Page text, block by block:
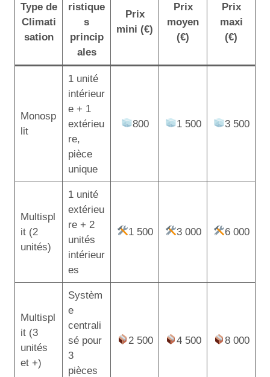
Type de
Climati
sation
ristique
s
princip
ales
Prix
mini (€)
Prix
moyen
(€)
Prix
maxi
(€)
Monosp
lit
1 unité
intérieur
e + 1
extérieu
re,
pièce
unique
800 1 500 3 500
Multispl
it (2
unités)
1 unité
extérieu
re + 2
unités
intérieur
es
1 500 3 000 6 000
Multispl
it (3
unités
et +)
Systèm
e
centrali
sé pour
3
pièces
2 500 4 500 8 000